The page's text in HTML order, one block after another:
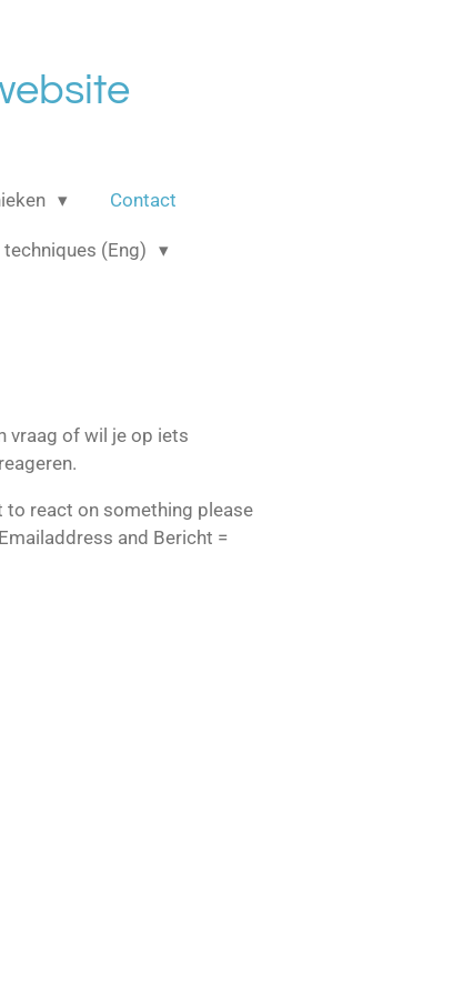
Contact
(Eng)
vraag of wil je op iets
to react on something please
and Bericht =